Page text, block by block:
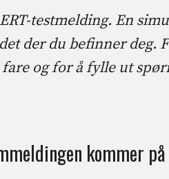
testmelding. En
der du befinner deg.
og for å fylle ut
kommer